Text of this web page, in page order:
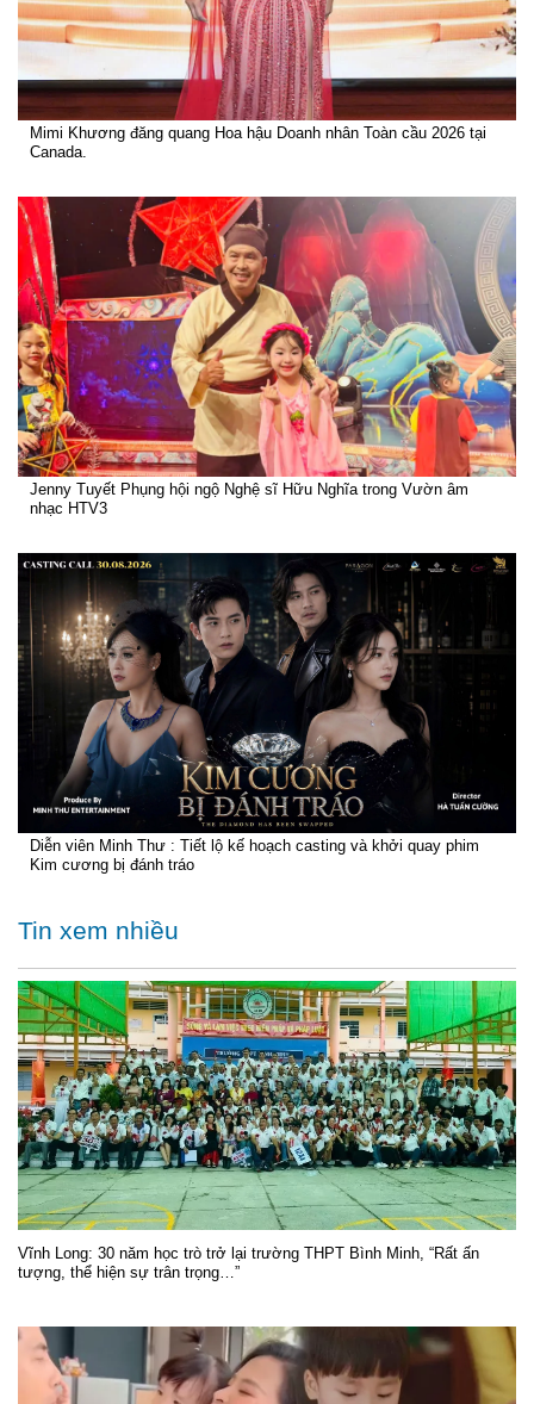
Mimi Khương đăng quang Hoa hậu Doanh nhân Toàn cầu 2026 tại
Canada.
Jenny Tuyết Phụng hội ngộ Nghệ sĩ Hữu Nghĩa trong Vườn âm
nhạc HTV3
Diễn viên Minh Thư : Tiết lộ kế hoạch casting và khởi quay phim
Kim cương bị đánh tráo
Tin xem nhiều
Vĩnh Long: 30 năm học trò trở lại trường THPT Bình Minh, “Rất ấn
tượng, thể hiện sự trân trọng…”